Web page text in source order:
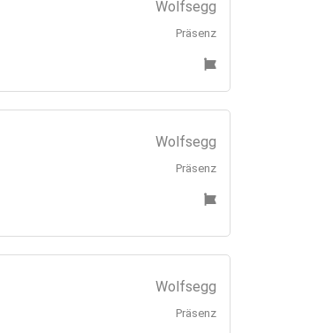
Wolfsegg
Präsenz
Wolfsegg
Präsenz
Wolfsegg
Präsenz